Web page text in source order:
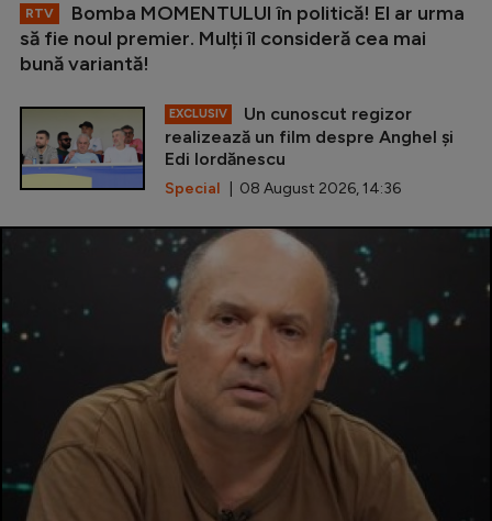
RTV
Bomba MOMENTULUI în politică! El ar urma
să fie noul premier. Mulți îl consideră cea mai
bună variantă!
EXCLUSIV
Un cunoscut regizor
realizează un film despre Anghel și
Edi Iordănescu
Special | 08 August 2026, 14:36